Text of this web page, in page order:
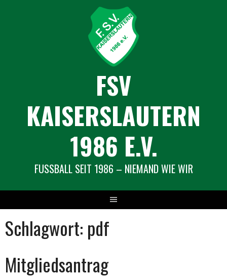
FSV
KAISERSLAUTERN
1986 E.V.
FUSSBALL SEIT 1986 – NIEMAND WIE WIR
Schlagwort: pdf
Mitgliedsantrag